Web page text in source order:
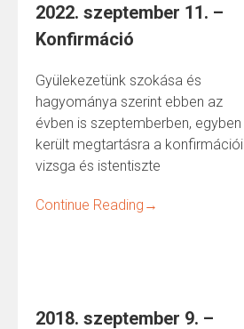
2022. szeptember 11. –
Konfirmáció
Gyülekezetünk szokása és
hagyománya szerint ebben az
évben is szeptemberben, egyben
került megtartásra a konfirmációi
vizsga és istentiszte
Continue Reading →
2018. szeptember 9. –